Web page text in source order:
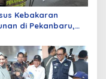
Kebakaran
di Pekanbaru,